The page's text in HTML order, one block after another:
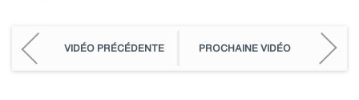
VIDÉO PRÉCÉDENTE PROCHAINE VIDÉO